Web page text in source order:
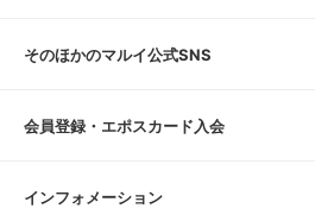
そのほかのマルイ公式SNS
会員登録・エポスカード入会
インフォメーション